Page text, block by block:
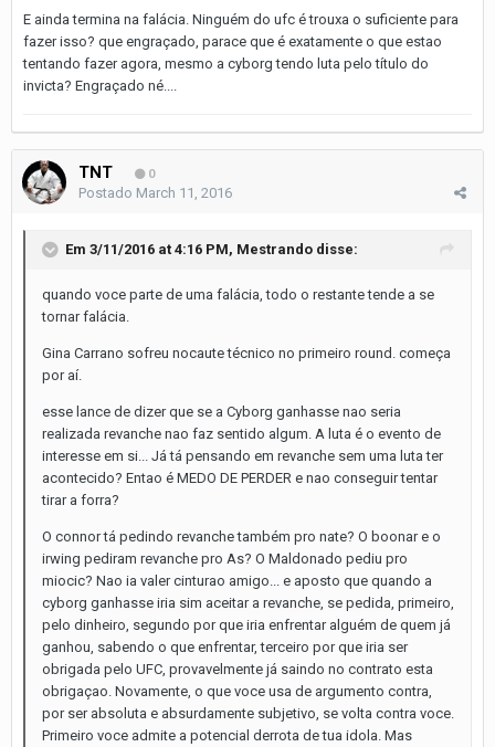
E ainda termina na falácia. Ninguém do ufc é trouxa o suficiente para
fazer isso? que engraçado, parace que é exatamente o que estao
tentando fazer agora, mesmo a cyborg tendo luta pelo título do
invicta? Engraçado né....
TNT 0
Postado March 11, 2016
Em 3/11/2016 at 4:16 PM, Mestrando disse:
quando voce parte de uma falácia, todo o restante tende a se
tornar falácia.
Gina Carrano sofreu nocaute técnico no primeiro round. começa
por aí.
esse lance de dizer que se a Cyborg ganhasse nao seria
realizada revanche nao faz sentido algum. A luta é o evento de
interesse em si... Já tá pensando em revanche sem uma luta ter
acontecido? Entao é MEDO DE PERDER e nao conseguir tentar
tirar a forra?
O connor tá pedindo revanche também pro nate? O boonar e o
irwing pediram revanche pro As? O Maldonado pediu pro
miocic? Nao ia valer cinturao amigo... e aposto que quando a
cyborg ganhasse iria sim aceitar a revanche, se pedida, primeiro,
pelo dinheiro, segundo por que iria enfrentar alguém de quem já
ganhou, sabendo o que enfrentar, terceiro por que iria ser
obrigada pelo UFC, provavelmente já saindo no contrato esta
obrigaçao. Novamente, o que voce usa de argumento contra,
por ser absoluta e absurdamente subjetivo, se volta contra voce.
Primeiro voce admite a potencial derrota de tua idola. Mas